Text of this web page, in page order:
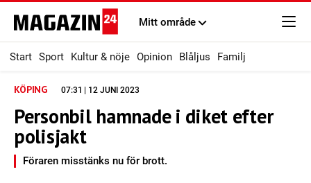
Mitt område
Start Sport Kultur & nöje Opinion Blåljus Familj
KÖPING 07:31 | 12 JUNI 2023
Personbil hamnade i diket efter
polisjakt
Föraren misstänks nu för brott.